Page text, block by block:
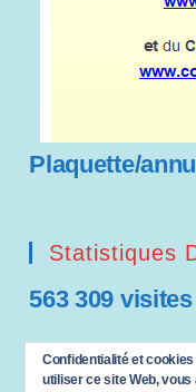
Plaquette/
Statistiques
563 309 visites
Saisissez votre adresse e-mail…
Confidentialité et
utiliser ce site Web,